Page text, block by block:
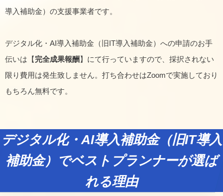
導入補助金）の支援事業者です。
デジタル化・AI導入補助金（旧IT導入補助金）への申請のお手
伝いは【完全成果報酬 】にて行っていますので、採択されない
限り費用は発生致しません。打ち合わせはZoomで実施しており
もちろん無料です。
デジタル化・AI導入補助金（旧IT導入
補助金）でベストプランナーが選ば
れる理由